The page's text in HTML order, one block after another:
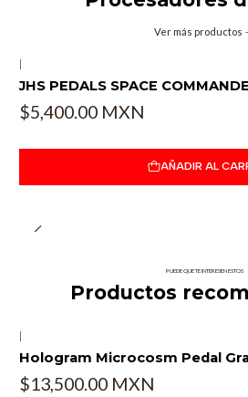
Ver más productos
JHS PEDALS SPACE
$5,400.00 MXN
AÑADIR AL
PUEDE QUE TE INTERESEN ESTOS
Productos
Hologram Microcosm Pedal
$13,500.00 MXN